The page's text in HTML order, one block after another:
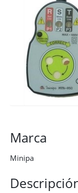
Marca
Minipa